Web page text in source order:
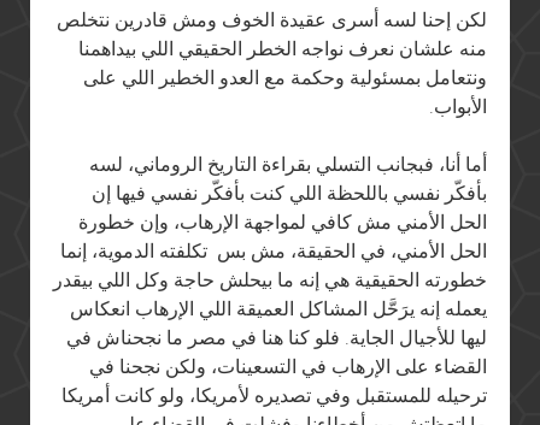
لكن إحنا لسه أسرى عقيدة الخوف ومش قادرين نتخلص
منه علشان نعرف نواجه الخطر الحقيقي اللي بيداهمنا
ونتعامل بمسئولية وحكمة مع العدو الخطير اللي على
الأبواب.
أما أنا، فبجانب التسلي بقراءة التاريخ الروماني، لسه
بأفكّر نفسي باللحظة اللي كنت بأفكّر نفسي فيها إن
الحل الأمني مش كافي لمواجهة الإرهاب، وإن خطورة
الحل الأمني، في الحقيقة، مش بس تكلفته الدموية، إنما
خطورته الحقيقية هي إنه ما بيحلش حاجة وكل اللي بيقدر
يعمله إنه يرَحَّل المشاكل العميقة اللي الإرهاب انعكاس
ليها للأجيال الجاية. فلو كنا هنا في مصر ما نجحناش في
القضاء على الإرهاب في التسعينات، ولكن نجحنا في
ترحيله للمستقبل وفي تصديره لأمريكا، ولو كانت أمريكا